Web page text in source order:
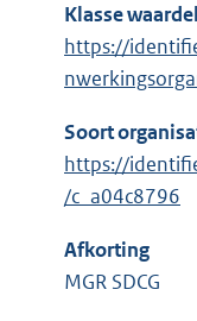
Klasse
https://
Soort
https://
/c_a04c8796
Afkorting
MGR SDCG